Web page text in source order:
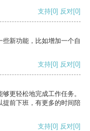
支持[0] 反对[0]
新功能，比如增加一个自
支持[0] 反对[0]
更轻松地完成工作任务。
提前下班，有更多的时间陪
支持[0] 反对[0]